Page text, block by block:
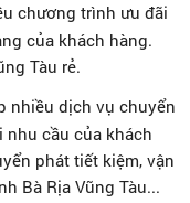
chương trình ưu đãi
của khách hàng.
Tàu rẻ.
nhiều dịch vụ chuyển
nhu cầu của khách
phát tiết kiệm, vận
Bà Rịa Vũng Tàu...